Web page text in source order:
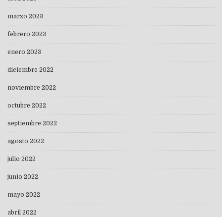
marzo 2023
febrero 2023
enero 2023
diciembre 2022
noviembre 2022
octubre 2022
septiembre 2022
agosto 2022
julio 2022
junio 2022
mayo 2022
abril 2022